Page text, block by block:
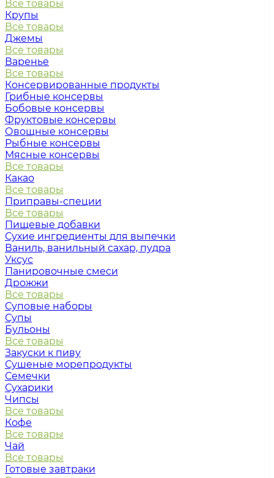
Все товары
Крупы
Все товары
Джемы
Все товары
Варенье
Все товары
Консервированные продукты
Грибные консервы
Бобовые консервы
Фруктовые консервы
Овощные консервы
Рыбные консервы
Мясные консервы
Все товары
Какао
Все товары
Приправы-специи
Все товары
Пищевые добавки
Сухие ингредиенты для выпечки
Ваниль, ванильный сахар, пудра
Уксус
Панировочные смеси
Дрожжи
Все товары
Суповые наборы
Супы
Бульоны
Все товары
Закуски к пиву
Сушеные морепродукты
Семечки
Сухарики
Чипсы
Все товары
Кофе
Все товары
Чай
Все товары
Готовые завтраки